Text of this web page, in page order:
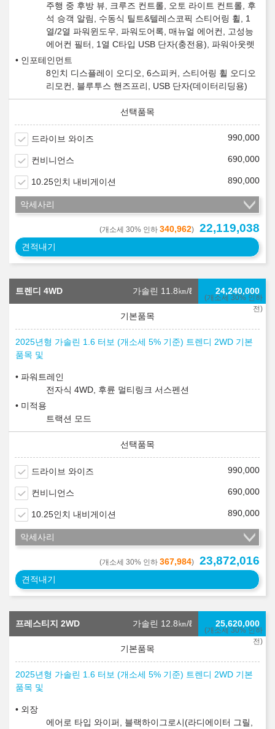
주행 중 후방 뷰, 크루즈 컨트롤, 오토 라이트 컨트롤, 후
석 승객 알림, 수동식 틸트&텔레스코픽 스티어링 휠, 1
열/2열 파워윈도우, 파워도어록, 매뉴얼 에어컨, 고성능
에어컨 필터, 1열 C타입 USB 단자(충전용), 파워아웃렛
인포테인먼트
8인치 디스플레이 오디오, 6스피커, 스티어링 휠 오디오
리모컨, 블루투스 핸즈프리, USB 단자(데이터리딩용)
드라이브 와이즈 990,000
컨비니언스 690,000
10.25인치 내비게이션 890,000
악세사리
(개소세 30% 인하 340,962) 22,119,038
견적내기
트렌디 4WD 가솔린 11.8㎞/ℓ
(개소세 30% 인하
전)
24,240,000
2025년형 가솔린 1.6 터보 (개소세 5% 기준) 트렌디 2WD 기본
품목 및
파워트레인
전자식 4WD, 후륜 멀티링크 서스펜션
미적용
트랙션 모드
드라이브 와이즈 990,000
컨비니언스 690,000
10.25인치 내비게이션 890,000
악세사리
(개소세 30% 인하 367,984) 23,872,016
견적내기
프레스티지 2WD 가솔린 12.8㎞/ℓ
(개소세 30% 인하
전)
25,620,000
2025년형 가솔린 1.6 터보 (개소세 5% 기준) 트렌디 2WD 기본
품목 및
외장
에어로 타입 와이퍼, 블랙하이그로시(라디에이터 그릴,